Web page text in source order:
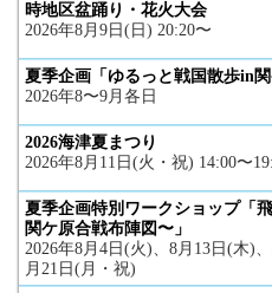
時地区盆踊り・花火大会
2026年8月9日(日) 20:20〜
夏季企画「ゆるっと戦国散歩in関
2026年8〜9月各日
2026海津夏まつり
2026年8月11日(火・祝) 14:00〜
夏季企画特別ワークショップ「
関ケ原合戦布陣図〜」
2026年8月4日(火)、8月13日(木)
月21日(月・祝)